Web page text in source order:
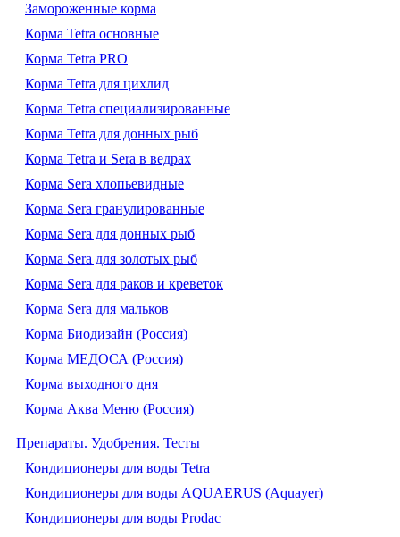
Замороженные корма
Корма Tetra основные
Корма Tetra PRO
Корма Tetra для цихлид
Корма Tetra специализированные
Корма Tetra для донных рыб
Корма Tetra и Sera в ведрах
Корма Sera хлопьевидные
Корма Sera гранулированные
Корма Sera для донных рыб
Корма Sera для золотых рыб
Корма Sera для раков и креветок
Корма Sera для мальков
Корма Биодизайн (Россия)
Корма МЕДОСА (Россия)
Корма выходного дня
Корма Аква Меню (Россия)
Препараты. Удобрения. Тесты
Кондиционеры для воды Tetra
Кондиционеры для воды AQUAERUS (Aquayer)
Кондиционеры для воды Prodac